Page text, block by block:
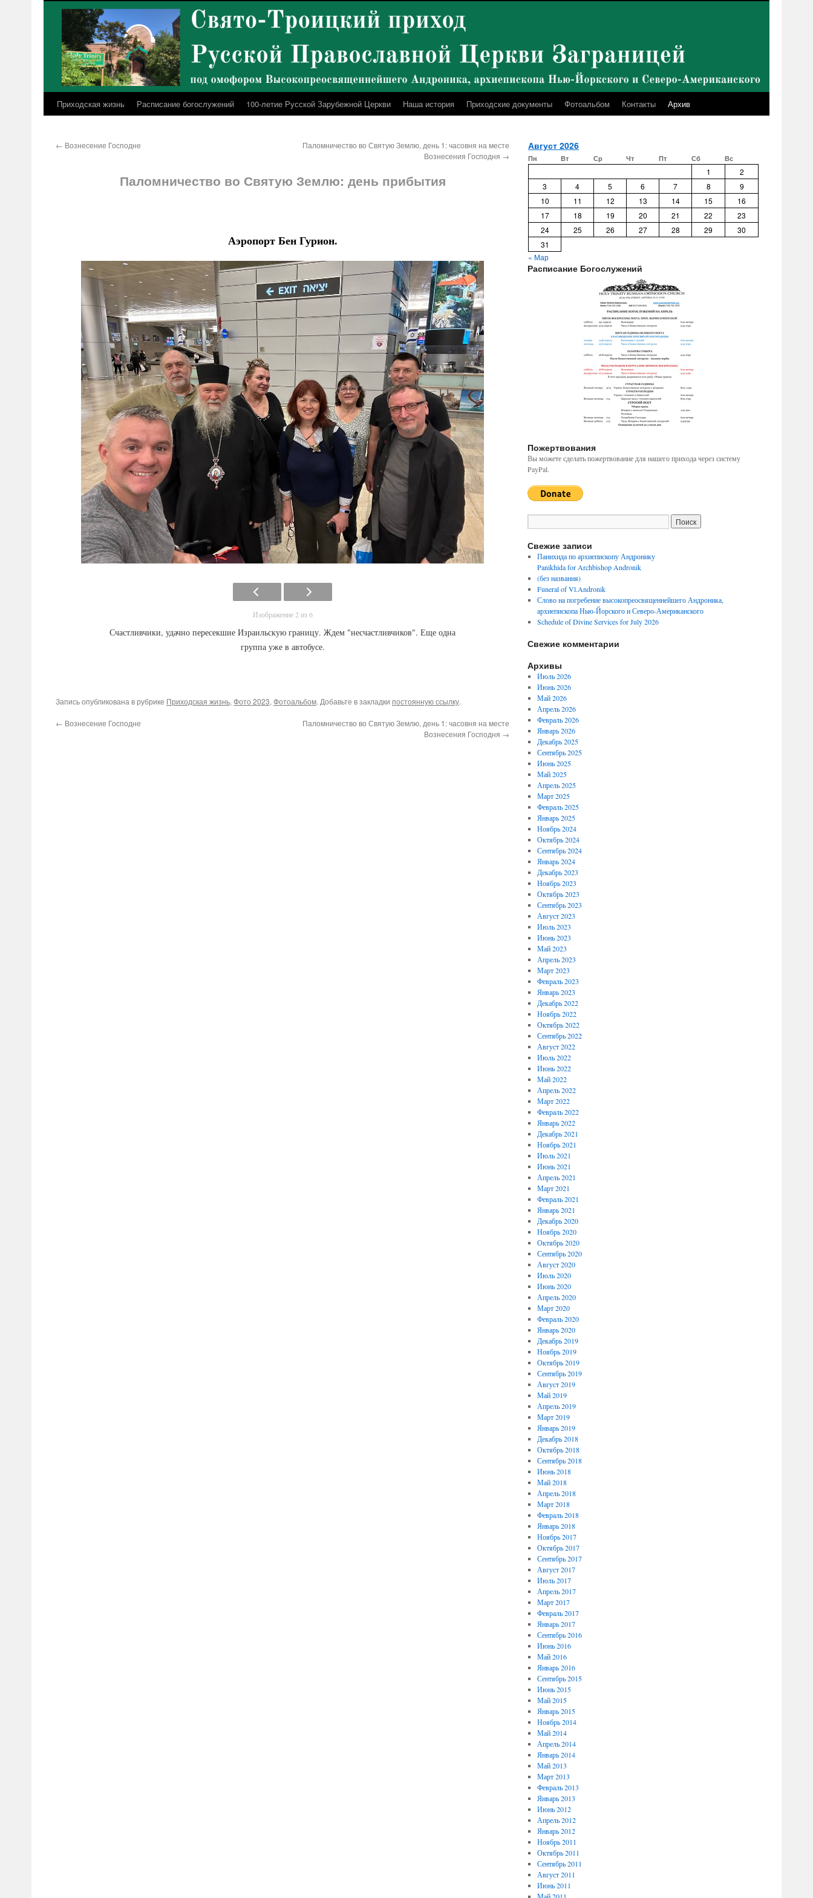
содержимому
Приходская жизнь Расписание богослужений 100-летие Русской Зарубежной Церкви Наша история Приходские документы Фотоальбом Контакты Архив
← Вознесение Господне
Паломничество во Святую Землю, день 1: часовня на месте
Вознесения Господня →
Паломничество во Святую Землю: день прибытия
Аэропорт Бен Гурион.
Изображение 2 из 6
Счастливчики, удачно пересекшие Израильскую границу. Ждем "несчастливчиков". Еще одна
группа уже в автобусе.
Запись опубликована в рубрике Приходская жизнь, Фото 2023, Фотоальбом. Добавьте в закладки постоянную ссылку.
← Вознесение Господне
Паломничество во Святую Землю, день 1: часовня на месте
Вознесения Господня →
Август 2026
Пн Вт Ср Чт Пт Сб Вс
« Мар
1
2
3
4 5 6 7 8
9
10
11 12 13 14 15
16
17
18 19 20 21 22
23
24
25 26 27 28 29
30
31
Расписание Богослужений
Пожертвования
Вы можете сделать пожертвование для нашего прихода через систему
PayPal.
Свежие записи
Панихида по архиепископу Андронику
Panikhida for Archbishop Andronik
(без названия)
Funeral of Vl.Andronik
Слово на погребение высокопреосвященнейшего Андроника,
архиепископа Нью-Йорского и Северо-Американского
Schedule of Divine Services for July 2026
Свежие комментарии
Архивы
Июль 2026
Июнь 2026
Май 2026
Апрель 2026
Февраль 2026
Январь 2026
Декабрь 2025
Сентябрь 2025
Июнь 2025
Май 2025
Апрель 2025
Март 2025
Февраль 2025
Январь 2025
Ноябрь 2024
Октябрь 2024
Сентябрь 2024
Январь 2024
Декабрь 2023
Ноябрь 2023
Октябрь 2023
Сентябрь 2023
Август 2023
Июль 2023
Июнь 2023
Май 2023
Апрель 2023
Март 2023
Февраль 2023
Январь 2023
Декабрь 2022
Ноябрь 2022
Октябрь 2022
Сентябрь 2022
Август 2022
Июль 2022
Июнь 2022
Май 2022
Апрель 2022
Март 2022
Февраль 2022
Январь 2022
Декабрь 2021
Ноябрь 2021
Июль 2021
Июнь 2021
Апрель 2021
Март 2021
Февраль 2021
Январь 2021
Декабрь 2020
Ноябрь 2020
Октябрь 2020
Сентябрь 2020
Август 2020
Июль 2020
Июнь 2020
Апрель 2020
Март 2020
Февраль 2020
Январь 2020
Декабрь 2019
Ноябрь 2019
Октябрь 2019
Сентябрь 2019
Август 2019
Май 2019
Апрель 2019
Март 2019
Январь 2019
Декабрь 2018
Октябрь 2018
Сентябрь 2018
Июнь 2018
Май 2018
Апрель 2018
Март 2018
Февраль 2018
Январь 2018
Ноябрь 2017
Октябрь 2017
Сентябрь 2017
Август 2017
Июль 2017
Апрель 2017
Март 2017
Февраль 2017
Январь 2017
Сентябрь 2016
Июнь 2016
Май 2016
Январь 2016
Сентябрь 2015
Июнь 2015
Май 2015
Январь 2015
Ноябрь 2014
Май 2014
Апрель 2014
Январь 2014
Май 2013
Март 2013
Февраль 2013
Январь 2013
Июнь 2012
Апрель 2012
Январь 2012
Ноябрь 2011
Октябрь 2011
Сентябрь 2011
Август 2011
Июнь 2011